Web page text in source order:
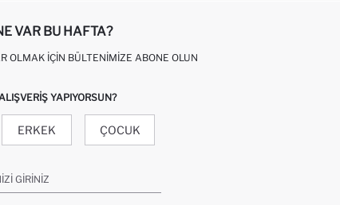
VAR BU HAFTA?
OLMAK İÇIN BÜLTENIMIZE ABONE OLUN
YAPIYORSUN?
ERKEK ÇOCUK
GIRINIZ